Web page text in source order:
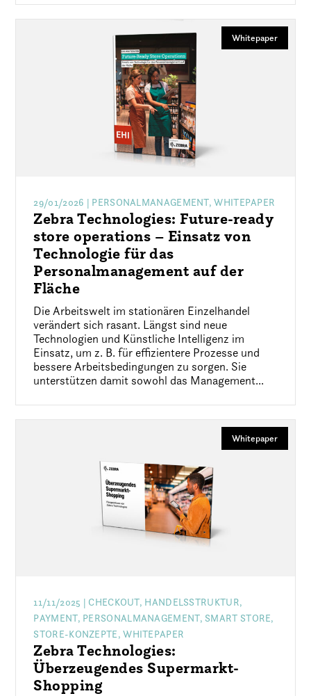
Whitepaper
29/01/2026 | PERSONALMANAGEMENT, WHITEPAPER
Zebra Technologies: Future-ready
store operations – Einsatz von
Technologie für das
Personalmanagement auf der
Fläche
Die Arbeitswelt im stationären Einzelhandel
verändert sich rasant. Längst sind neue
Technologien und Künstliche Intelligenz im
Einsatz, um z. B. für effizientere Prozesse und
bessere Arbeitsbedingungen zu sorgen. Sie
unterstützen damit sowohl das Management...
Whitepaper
11/11/2025 | CHECKOUT, HANDELSSTRUKTUR,
PAYMENT, PERSONALMANAGEMENT, SMART STORE,
STORE-KONZEPTE, WHITEPAPER
Zebra Technologies:
Überzeugendes Supermarkt-
Shopping